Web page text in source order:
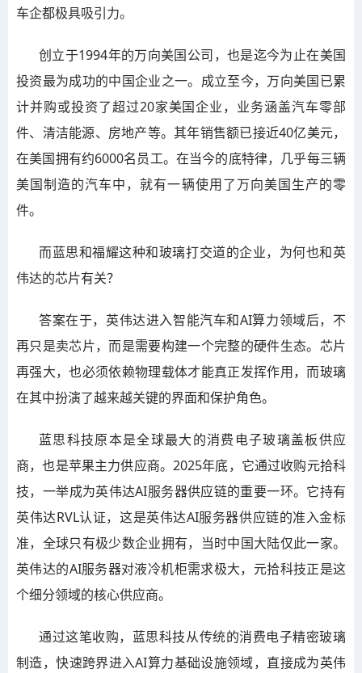
车企都极具吸引力。
创立于1994年的万向美国公司，也是迄今为止在美国
投资最为成功的中国企业之一。成立至今，万向美国已累
计并购或投资了超过20家美国企业，业务涵盖汽车零部
件、清洁能源、房地产等。其年销售额已接近40亿美元，
在美国拥有约6000名员工。在当今的底特律，几乎每三辆
美国制造的汽车中，就有一辆使用了万向美国生产的零
件。
而蓝思和福耀这种和玻璃打交道的企业，为何也和英
伟达的芯片有关？
答案在于，英伟达进入智能汽车和AI算力领域后，不
再只是卖芯片，而是需要构建一个完整的硬件生态。芯片
再强大，也必须依赖物理载体才能真正发挥作用，而玻璃
在其中扮演了越来越关键的界面和保护角色。
蓝思科技原本是全球最大的消费电子玻璃盖板供应
商，也是苹果主力供应商。2025年底，它通过收购元拾科
技，一举成为英伟达AI服务器供应链的重要一环。它持有
英伟达RVL认证，这是英伟达AI服务器供应链的准入金标
准，全球只有极少数企业拥有，当时中国大陆仅此一家。
英伟达的AI服务器对液冷机柜需求极大，元拾科技正是这
个细分领域的核心供应商。
通过这笔收购，蓝思科技从传统的消费电子精密玻璃
制造，快速跨界进入AI算力基础设施领域，直接成为英伟